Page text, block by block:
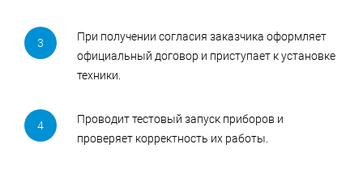
При получении согласия заказчика оформляет
официальный договор и приступает к установке
техники.
Проводит тестовый запуск приборов и
проверяет корректность их работы.